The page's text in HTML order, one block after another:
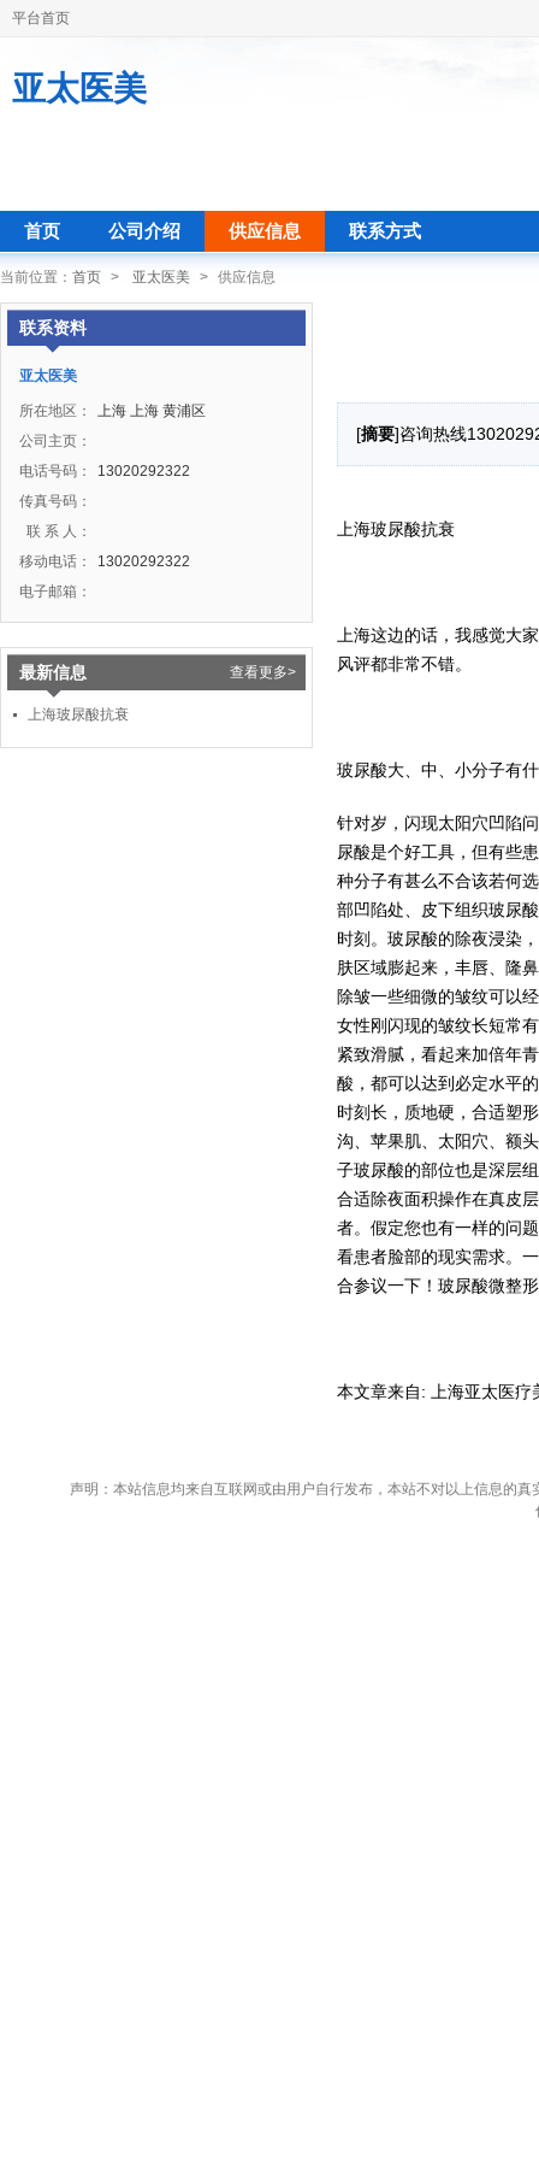
平台首页
亚太医美
首页 公司介绍 供应信息 联系方式
当前位置： 首页 > 亚太医美 > 供应信息
联系资料
亚太医美
所在地区：
上海 上海 黄浦区
公司主页：
电话号码：
13020292322
传真号码：
联 系 人：
移动电话：
13020292322
电子邮箱：
最新信息 查看更多>
上海玻尿酸抗衰
[摘要]咨询热线
上海玻尿酸抗衰
上海这边的话，我感觉大
风评都非常不错。
玻尿酸大、中、小分子有
针对岁，闪现太阳穴凹陷
尿酸是个好工具，但有些
种分子有甚么不合该若何
部凹陷处、皮下组织玻尿
时刻。玻尿酸的除夜浸染
肤区域膨起来，丰唇、隆
除皱一些细微的皱纹可以
女性刚闪现的皱纹长短常
紧致滑腻，看起来加倍年
酸，都可以达到必定水平
时刻长，质地硬，合适塑
沟、苹果肌、太阳穴、额
子玻尿酸的部位也是深层
合适除夜面积操作在真皮
者。假定您也有一样的问
看患者脸部的现实需求。
合参议一下！玻尿酸微整
本文章来自: 上海亚太医
声明：本站信息均来自互联网或由用户自行发布，本站不对以上信息的